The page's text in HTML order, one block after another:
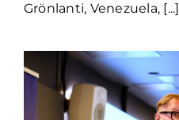
Grönlanti, Venezuela, [...]